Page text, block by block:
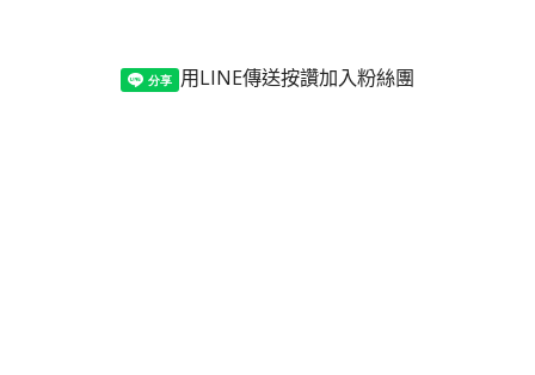
用LINE傳送按讚加入粉絲團